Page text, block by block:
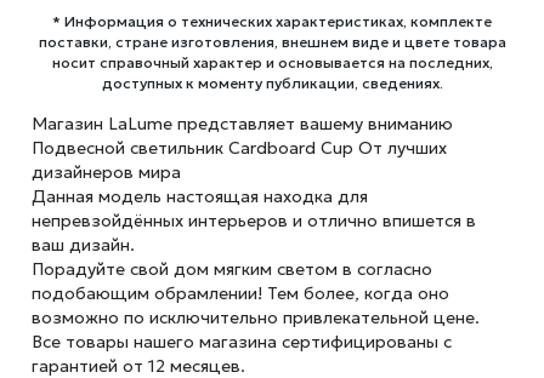
* Информация о технических характеристиках, комплекте
поставки, стране изготовления, внешнем виде и цвете товара
носит справочный характер и основывается на последних,
доступных к моменту публикации, сведениях.
Магазин LaLume представляет вашему вниманию
Подвесной светильник Cardboard Cup От лучших
дизайнеров мира
Данная модель настоящая находка для
непревзойдённых интерьеров и отлично впишется в
ваш дизайн.
Порадуйте свой дом мягким светом в согласно
подобающим обрамлении! Тем более, когда оно
возможно по исключительно привлекательной цене.
Все товары нашего магазина сертифицированы с
гарантией от 12 месяцев.